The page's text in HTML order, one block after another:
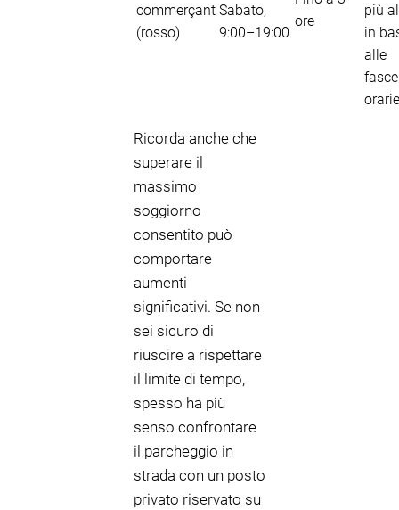
commerçant
(rosso)
Sabato,
9:00–19:00
ore
più
in
alle
fasce
orarie
Ricorda anche che
superare il
massimo
soggiorno
consentito può
comportare
aumenti
significativi. Se non
sei sicuro di
riuscire a rispettare
il limite di tempo,
spesso ha più
senso confrontare
il parcheggio in
strada con un posto
privato riservato su